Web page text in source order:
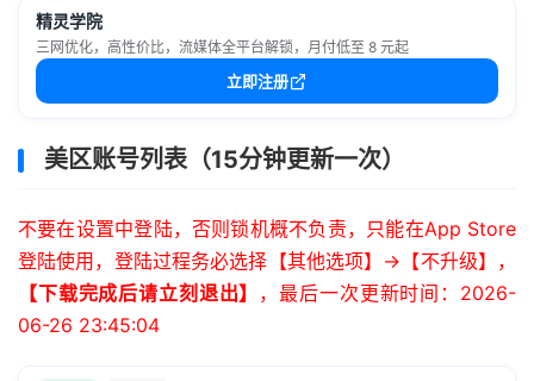
精灵学院
三网优化，高性价比，流媒体全平台解锁，月付低至 8 元起
立即注册
美区账号列表（15分钟更新一次）
不要在设置中登陆，否则锁机概不负责，只能在App Store
登陆使用，登陆过程务必选择【其他选项】->【不升级】，
【下载完成后请立刻退出】 ，最后一次更新时间：2026-
06-26 23:45:04